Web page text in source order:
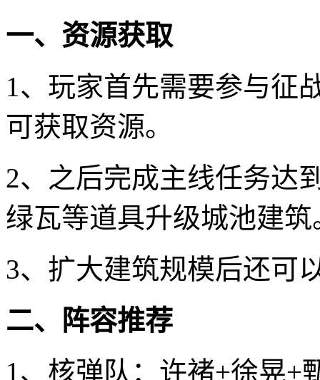
一、资源获取
1、玩家首先需要参与征
可获取资源。
2、之后完成主线任务达
绿瓦等道具升级城池建筑
3、扩大建筑规模后还可
二、阵容推荐
1、核弹队：许褚+徐晃+